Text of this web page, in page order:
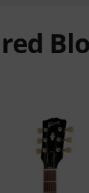
počtu 3